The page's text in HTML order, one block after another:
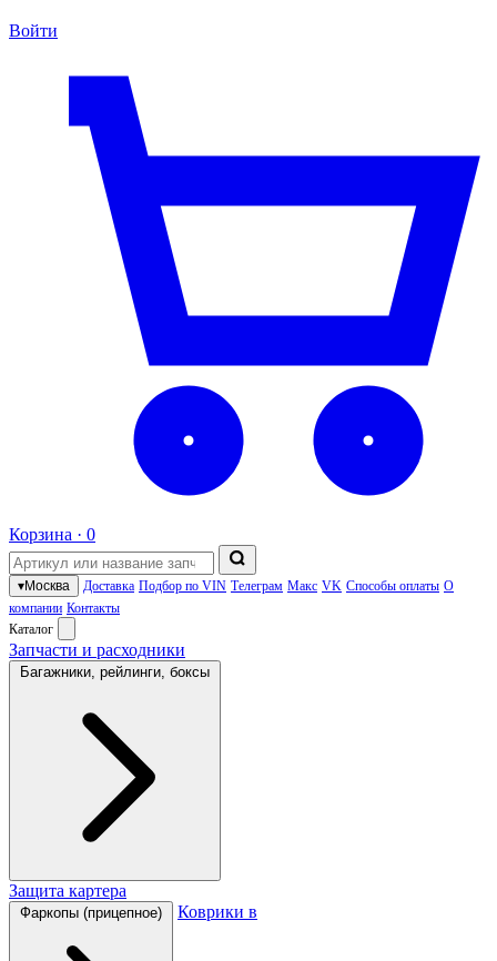
Войти
Корзина · 0
▾Москва Доставка Подбор по VIN Телеграм Макс VK Способы оплаты О
компании Контакты
Каталог
Запчасти и расходники
Багажники, рейлинги, боксы
Защита картера
Фаркопы (прицепное) Коврики в